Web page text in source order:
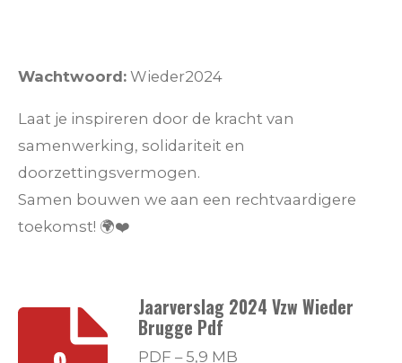
Wachtwoord: Wieder2024
Laat je inspireren door de kracht van
samenwerking, solidariteit en
doorzettingsvermogen.
Samen bouwen we aan een rechtvaardigere
toekomst! 🌍❤️
Jaarverslag 2024 Vzw Wieder
Brugge Pdf
PDF – 5,9 MB